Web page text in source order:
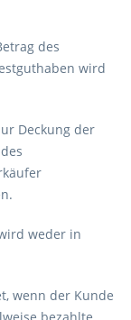
des
wird
Deckung der
weder in
wenn der Kunde